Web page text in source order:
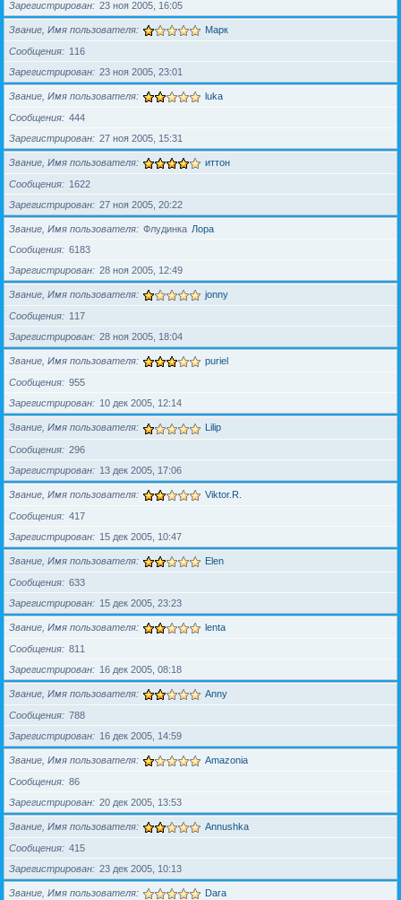
Зарегистрирован
23 ноя 2005, 16:05
Звание, Имя пользователя Марк
Сообщения
116
Зарегистрирован
23 ноя 2005, 23:01
Звание, Имя пользователя luka
Сообщения
444
Зарегистрирован
27 ноя 2005, 15:31
Звание, Имя пользователя иттон
Сообщения
1622
Зарегистрирован
27 ноя 2005, 20:22
Звание, Имя пользователя Флудинка Лора
Сообщения
6183
Зарегистрирован
28 ноя 2005, 12:49
Звание, Имя пользователя jonny
Сообщения
117
Зарегистрирован
28 ноя 2005, 18:04
Звание, Имя пользователя puriel
Сообщения
955
Зарегистрирован
10 дек 2005, 12:14
Звание, Имя пользователя Lilip
Сообщения
296
Зарегистрирован
13 дек 2005, 17:06
Звание, Имя пользователя Viktor.R.
Сообщения
417
Зарегистрирован
15 дек 2005, 10:47
Звание, Имя пользователя Elen
Сообщения
633
Зарегистрирован
15 дек 2005, 23:23
Звание, Имя пользователя lenta
Сообщения
811
Зарегистрирован
16 дек 2005, 08:18
Звание, Имя пользователя Anny
Сообщения
788
Зарегистрирован
16 дек 2005, 14:59
Звание, Имя пользователя Amazonia
Сообщения
86
Зарегистрирован
20 дек 2005, 13:53
Звание, Имя пользователя Annushka
Сообщения
415
Зарегистрирован
23 дек 2005, 10:13
Звание, Имя пользователя Dara